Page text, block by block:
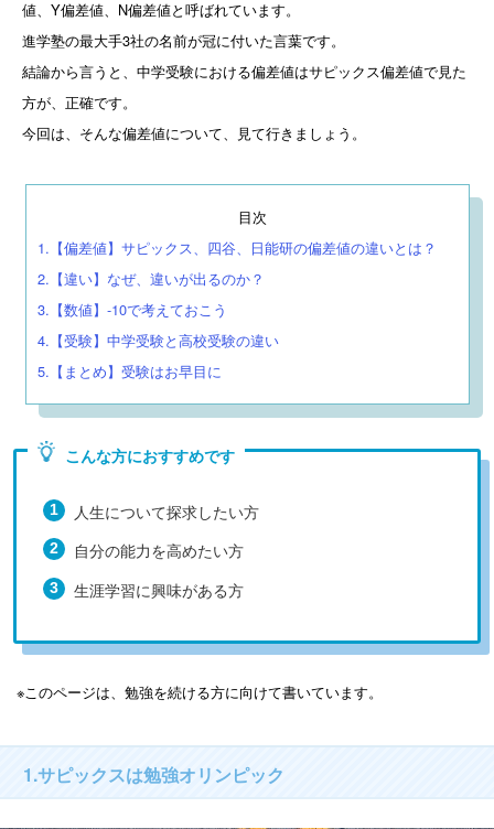
値、Y偏差値、N偏差値と呼ばれています。
進学塾の最大手3社の名前が冠に付いた言葉です。
結論から言うと、中学受験における偏差値はサピックス偏差値で見た
方が、正確です。
今回は、そんな偏差値について、見て行きましょう。
目次
1.【偏差値】サピックス、四谷、日能研の偏差値の違いとは？
2.【違い】なぜ、違いが出るのか？
3.【数値】-10で考えておこう
4.【受験】中学受験と高校受験の違い
5.【まとめ】受験はお早目に
こんな方におすすめです
人生について探求したい方
自分の能力を高めたい方
生涯学習に興味がある方
※このページは、勉強を続ける方に向けて書いています。
1.サピックスは勉強オリンピック